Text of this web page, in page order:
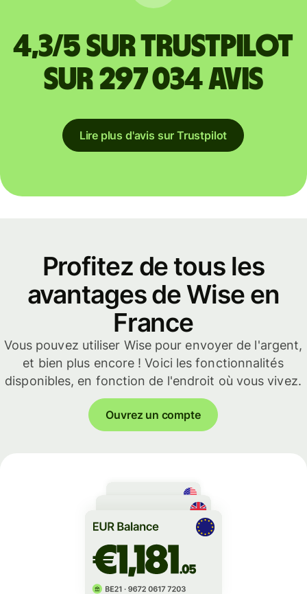
4,3/5 sur Trustpilot
sur 297 034 avis
Lire plus d'avis sur Trustpilot
Profitez de tous les
avantages de Wise en
France
Vous pouvez utiliser Wise pour envoyer de l'argent,
et bien plus encore ! Voici les fonctionnalités
disponibles, en fonction de l'endroit où vous vivez.
Ouvrez un compte